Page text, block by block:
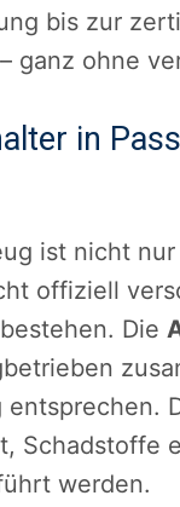
bis zur
ganz ohne
in
ist nicht
offiziell
Die
Schadstoffe
werden.